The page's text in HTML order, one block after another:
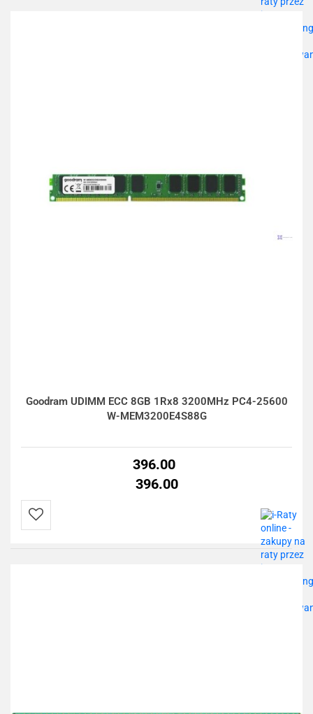
Goodram UDIMM ECC 8GB 1Rx8 3200MHz PC4-25600
W-MEM3200E4S88G
396.00
396.00
Do